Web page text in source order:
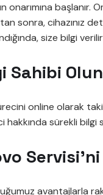
onarımına
sonra, cihazınız
size bilgi
Sahibi Olun
online olarak
sürekli bilgi
avantajlarla